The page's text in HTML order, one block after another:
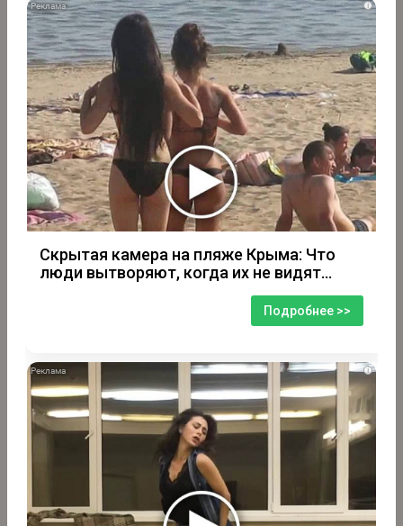
i
Скрытая камера на пляже Крыма: Что
люди вытворяют, когда их не видят...
Подробнее >>
i